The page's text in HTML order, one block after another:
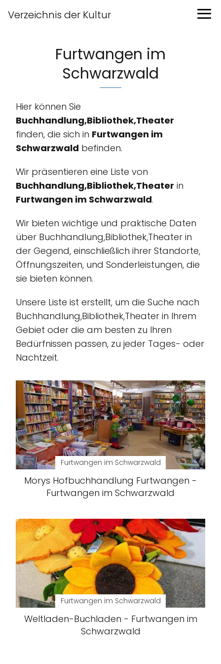
Verzeichnis der Kultur
Furtwangen im
Schwarzwald
Hier können Sie
Buchhandlung,Bibliothek,Theater
finden, die sich in Furtwangen im
Schwarzwald befinden.
Wir präsentieren eine Liste von
Buchhandlung,Bibliothek,Theater in
Furtwangen im Schwarzwald.
Wir bieten wichtige und praktische Daten
über Buchhandlung,Bibliothek,Theater in
der Gegend, einschließlich ihrer Standorte,
Öffnungszeiten, und Sonderleistungen, die
sie bieten können.
Unsere Liste ist erstellt, um die Suche nach
Buchhandlung,Bibliothek,Theater in Ihrem
Gebiet oder die am besten zu Ihren
Bedürfnissen passen, zu jeder Tages- oder
Nachtzeit.
Furtwangen im Schwarzwald
Morys Hofbuchhandlung Furtwangen -
Furtwangen im Schwarzwald
Furtwangen im Schwarzwald
Weltladen-Buchladen - Furtwangen im
Schwarzwald